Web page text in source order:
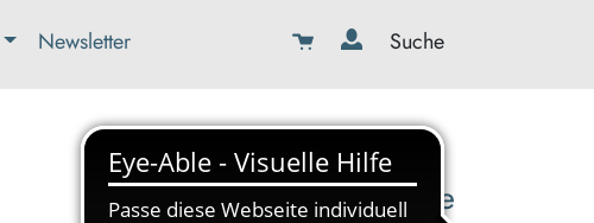
Newsletter Suche
08179-423989-0
info@kbw-toelz-wor.de